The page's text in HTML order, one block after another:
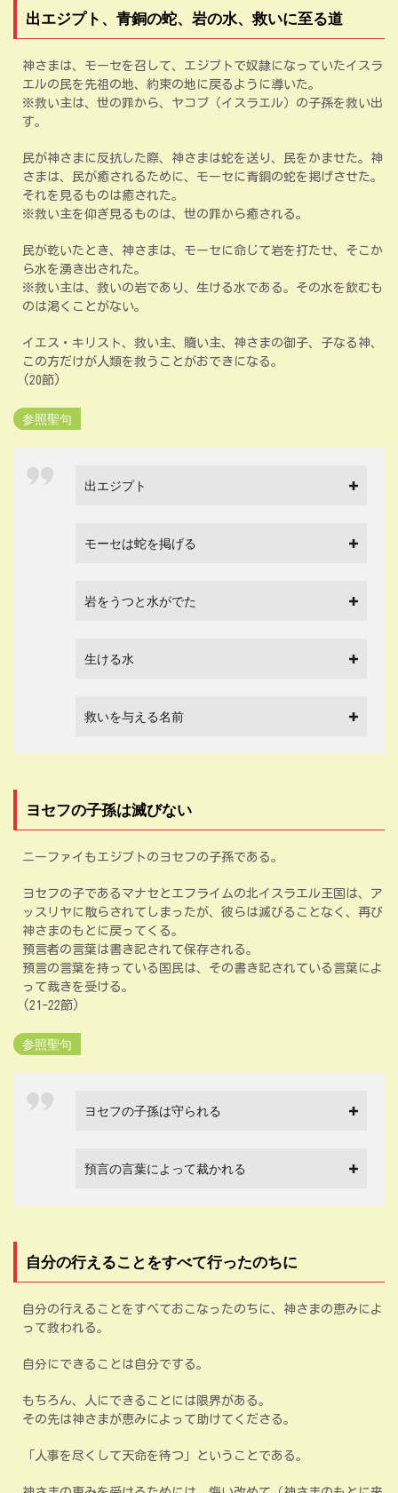
出エジプト、青銅の蛇、岩の水、救いに至る道
神さまは、モーセを召して、エジプトで奴隷になっていたイスラ
エルの民を先祖の地、約束の地に戻るように導いた。
※救い主は、世の罪から、ヤコブ（イスラエル）の子孫を救い出
す。
民が神さまに反抗した際、神さまは蛇を送り、民をかませた。神
さまは、民が癒されるために、モーセに青銅の蛇を掲げさせた。
それを見るものは癒された。
※救い主を仰ぎ見るものは、世の罪から癒される。
民が乾いたとき、神さまは、モーセに命じて岩を打たせ、そこか
ら水を湧き出された。
※救い主は、救いの岩であり、生ける水である。その水を飲むも
のは渇くことがない。
イエス・キリスト、救い主、贖い主、神さまの御子、子なる神、
この方だけが人類を救うことがおできになる。
(20節)
参照聖句
出エジプト
モーセは蛇を掲げる
岩をうつと水がでた
生ける水
救いを与える名前
ヨセフの子孫は滅びない
ニーファイもエジプトのヨセフの子孫である。
ヨセフの子であるマナセとエフライムの北イスラエル王国は、ア
ッスリヤに散らされてしまったが、彼らは滅びることなく、再び
神さまのもとに戻ってくる。
預言者の言葉は書き記されて保存される。
預言の言葉を持っている国民は、その書き記されている言葉によ
って裁きを受ける。
(21-22節)
参照聖句
ヨセフの子孫は守られる
預言の言葉によって裁かれる
自分の行えることをすべて行ったのちに
自分の行えることをすべておこなったのちに、神さまの恵みによ
って救われる。
自分にできることは自分でする。
もちろん、人にできることには限界がある。
その先は神さまが恵みによって助けてくださる。
「人事を尽くして天命を待つ」ということである。